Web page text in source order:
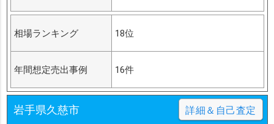
相場ランキング 18位
年間想定売出事例 16件
岩手県久慈市 詳細＆自己査定